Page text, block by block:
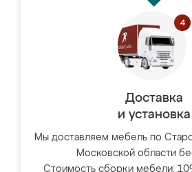
Доставка
и установка
Мы доставляем мебель по
Московской области
Стоимость сборки мебели: